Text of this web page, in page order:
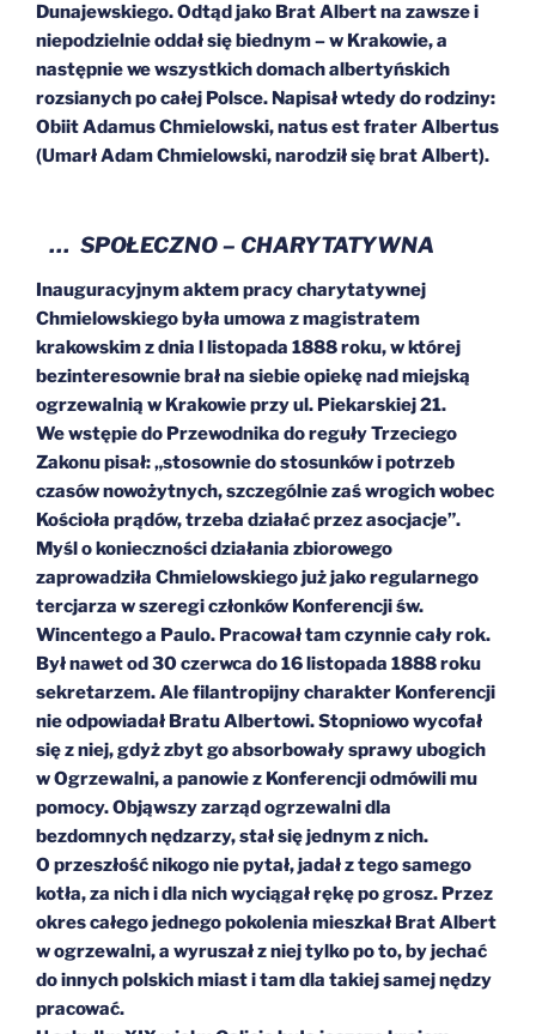
Dunajewskiego. Odtąd jako Brat Albert na zawsze i
niepodzielnie oddał się biednym – w Krakowie, a
następnie we wszystkich domach albertyńskich
rozsianych po całej Polsce. Napisał wtedy do rodziny:
Obiit Adamus Chmielowski, natus est frater Albertus
(Umarł Adam Chmielowski, narodził się brat Albert).
… SPOŁECZNO – CHARYTATYWNA
Inauguracyjnym aktem pracy charytatywnej
Chmielowskiego była umowa z magistratem
krakowskim z dnia l listopada 1888 roku, w której
bezinteresownie brał na siebie opiekę nad miejską
ogrzewalnią w Krakowie przy ul. Piekarskiej 21.
We wstępie do Przewodnika do reguły Trzeciego
Zakonu pisał: „stosownie do stosunków i potrzeb
czasów nowożytnych, szczególnie zaś wrogich wobec
Kościoła prądów, trzeba działać przez asocjacje”.
Myśl o konieczności działania zbiorowego
zaprowadziła Chmielowskiego już jako regularnego
tercjarza w szeregi członków Konferencji św.
Wincentego a Paulo. Pracował tam czynnie cały rok.
Był nawet od 30 czerwca do 16 listopada 1888 roku
sekretarzem. Ale filantropijny charakter Konferencji
nie odpowiadał Bratu Albertowi. Stopniowo wycofał
się z niej, gdyż zbyt go absorbowały sprawy ubogich
w Ogrzewalni, a panowie z Konferencji odmówili mu
pomocy. Objąwszy zarząd ogrzewalni dla
bezdomnych nędzarzy, stał się jednym z nich.
O przeszłość nikogo nie pytał, jadał z tego samego
kotła, za nich i dla nich wyciągał rękę po grosz. Przez
okres całego jednego pokolenia mieszkał Brat Albert
w ogrzewalni, a wyruszał z niej tylko po to, by jechać
do innych polskich miast i tam dla takiej samej nędzy
pracować.